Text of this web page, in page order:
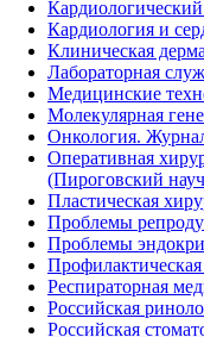
Кардиология и
Клиническая
Лабораторная
Медицинские
Молекулярная
Онкология.
Оперативная
(Пироговский
Пластическая
Проблемы
Проблемы
Респираторная
Российская
Российская